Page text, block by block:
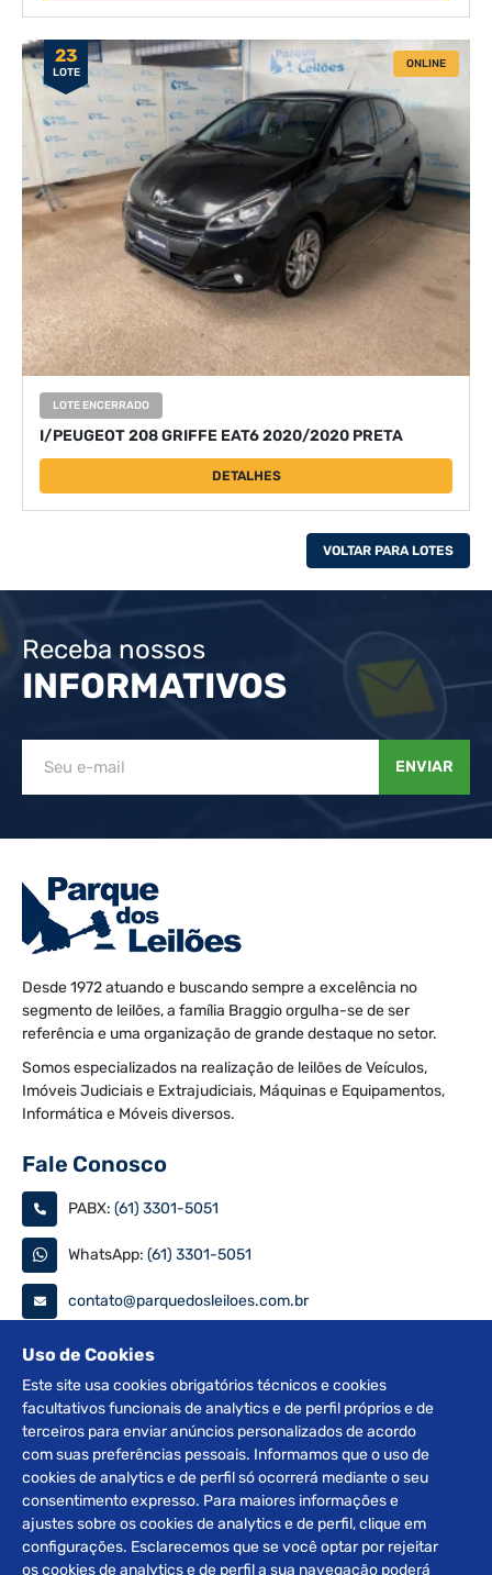
23
LOTE
ONLINE
LOTE ENCERRADO
I/PEUGEOT 208 GRIFFE EAT6 2020/2020 PRETA
DETALHES
VOLTAR PARA LOTES
Receba nossos
INFORMATIVOS
ENVIAR
Desde 1972 atuando e buscando sempre a excelência no
segmento de leilões, a família Braggio orgulha-se de ser
referência e uma organização de grande destaque no setor.
Somos especializados na realização de leilões de Veículos,
Imóveis Judiciais e Extrajudiciais, Máquinas e Equipamentos,
Informática e Móveis diversos.
Fale Conosco
PABX: (61) 3301-5051
WhatsApp: (61) 3301-5051
contato@parquedosleiloes.com.br
Consulte seu documento
PESQUISAR
Siga nas redes
Uso de Cookies
Este site usa cookies obrigatórios técnicos e cookies
facultativos funcionais de analytics e de perfil próprios e de
terceiros para enviar anúncios personalizados de acordo
com suas preferências pessoais. Informamos que o uso de
cookies de analytics e de perfil só ocorrerá mediante o seu
consentimento expresso. Para maiores informações e
ajustes sobre os cookies de analytics e de perfil, clique em
configurações. Esclarecemos que se você optar por rejeitar
os cookies de analytics e de perfil a sua navegação poderá